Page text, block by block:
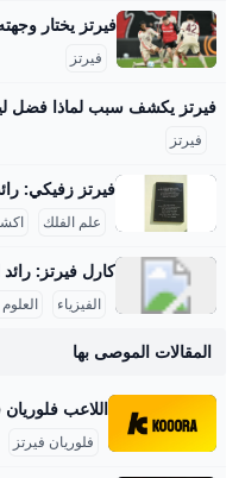
فيرتز
فيرتز
علم الفلك
الفيزياء العلوم
المقالات الموصى بها
فلوريان فيرتز